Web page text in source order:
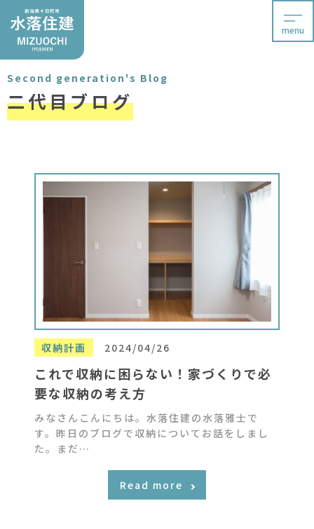
menu
Second generation's Blog
二代目ブログ
収納計画 2024/04/26
これで収納に困らない！家づくりで必
要な収納の考え方
みなさんこんにちは。水落住建の水落雅士で
す。昨日のブログで収納についてお話をしまし
た。まだ…
Read more